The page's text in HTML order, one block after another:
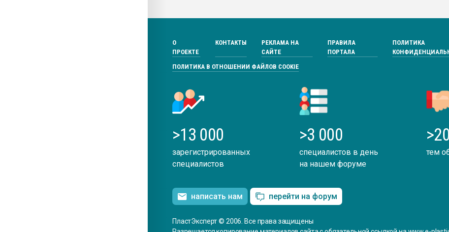
О
ПРОЕКТЕ
КОНТАКТЫ
РЕКЛАМА НА
САЙТЕ
ПРАВИЛА
ПОРТАЛА
ПОЛИТИКА
ПОЛИТИКА В ОТНОШЕНИИ ФАЙЛОВ COOKIE
>13 000
зарегистрированных
специалистов
>3 000
специалистов в день
на нашем форуме
тем
написать нам перейти на форум
ПластЭксперт © 2006. Все права защищены